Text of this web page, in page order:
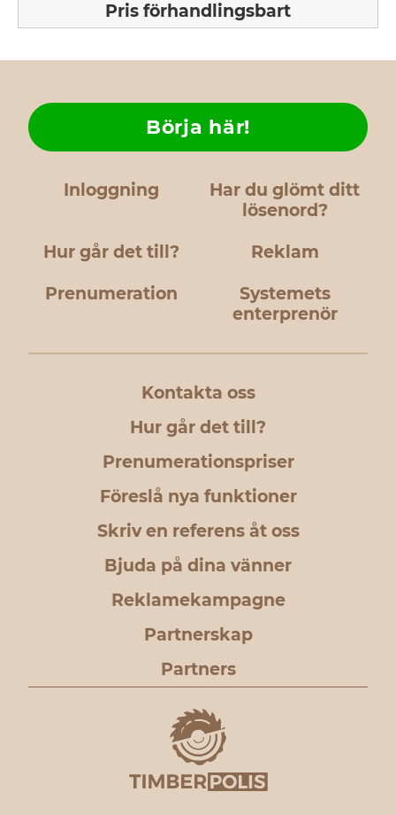
Pris förhandlingsbart
Inloggning
Har du glömt ditt
lösenord?
Hur går det till?
Börja här!
Reklam
Prenumeration
Systemets
enterprenör
Kontakta oss
Hur går det till?
Prenumerationspriser
Föreslå nya funktioner
Skriv en referens åt oss
Bjuda på dina vänner
Reklamekampagne
Partnerskap
Partners